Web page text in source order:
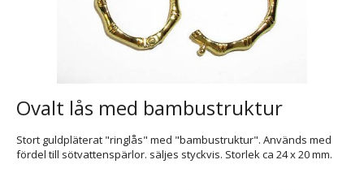
Ovalt lås med bambustruktur
Stort guldpläterat "ringlås" med "bambustruktur". Används med
fördel till sötvattenspärlor. säljes styckvis. Storlek ca 24 x 20 mm.